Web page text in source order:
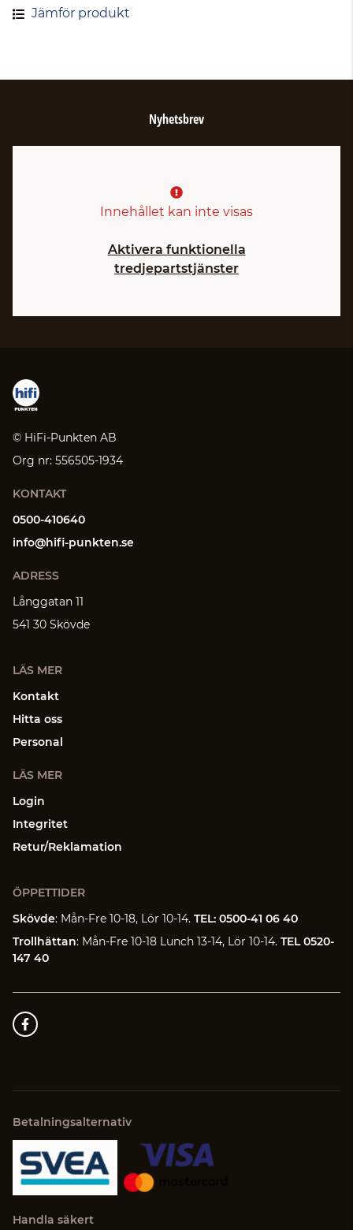
Jämför produkt
Nyhetsbrev
Innehållet kan inte visas
Aktivera funktionella
tredjepartstjänster
© HiFi-Punkten AB
Org nr: 556505-1934
KONTAKT
0500-410640
info@hifi-punkten.se
ADRESS
Långgatan 11
541 30 Skövde
LÄS MER
Kontakt
Hitta oss
Personal
LÄS MER
Login
Integritet
Retur/Reklamation
ÖPPETTIDER
Skövde: Mån-Fre 10-18, Lör 10-14. TEL: 0500-41 06 40
Trollhättan: Mån-Fre 10-18 Lunch 13-14, Lör 10-14. TEL 0520-
147 40
Betalningsalternativ
Handla säkert